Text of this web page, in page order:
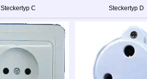
Steckertyp C Steckertyp D